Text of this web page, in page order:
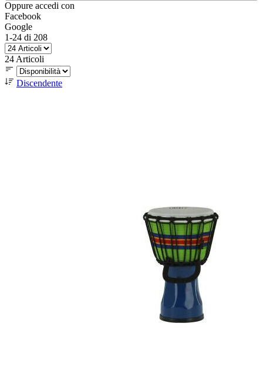
Oppure accedi con
Facebook
Google
1-24 di 208
24Articoli
Discendente